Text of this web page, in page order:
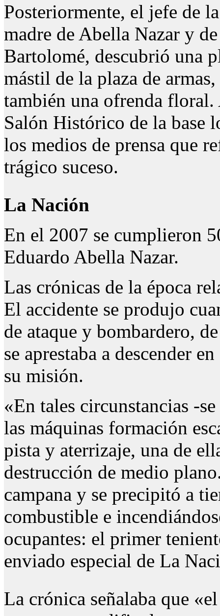
Posteriormente, el jefe de
madre de Abella Nazar y
Bartolomé, descubrió una
mástil de la plaza de
también una ofrenda
Salón Histórico de la base
los medios de prensa que
trágico suceso.
La Nación
En el 2007 se cumplieron
Eduardo Abella Nazar.
Las crónicas de la época
El accidente se produjo
de ataque y bombardero,
se aprestaba a descender
su misión.
«En tales circunstancias -
las máquinas formación
pista y aterrizaje, una de
destrucción de medio
campana y se precipitó a
combustible e
ocupantes: el primer
enviado especial de La
La crónica señalaba que